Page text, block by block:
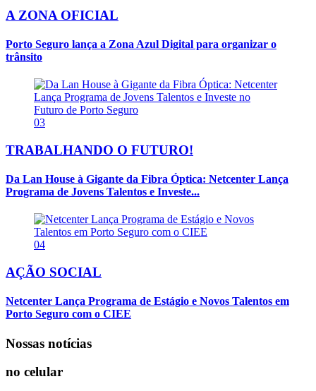
A ZONA OFICIAL
Porto Seguro lança a Zona Azul Digital para organizar o
trânsito
03
TRABALHANDO O FUTURO!
Da Lan House à Gigante da Fibra Óptica: Netcenter Lança
Programa de Jovens Talentos e Investe...
04
AÇÃO SOCIAL
Netcenter Lança Programa de Estágio e Novos Talentos em
Porto Seguro com o CIEE
Nossas notícias
no celular